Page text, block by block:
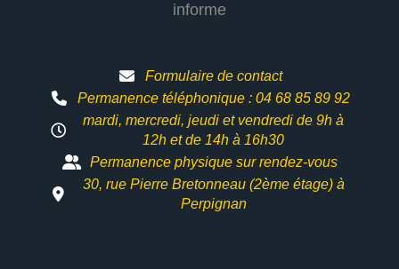
informe
Formulaire de contact
Permanence téléphonique : 04 68 85 89 92
mardi, mercredi, jeudi et vendredi de 9h à
12h etde 14h à 16h30
Permanence physique sur rendez-vous
30, rue Pierre Bretonneau (2ème étage) à
Perpignan